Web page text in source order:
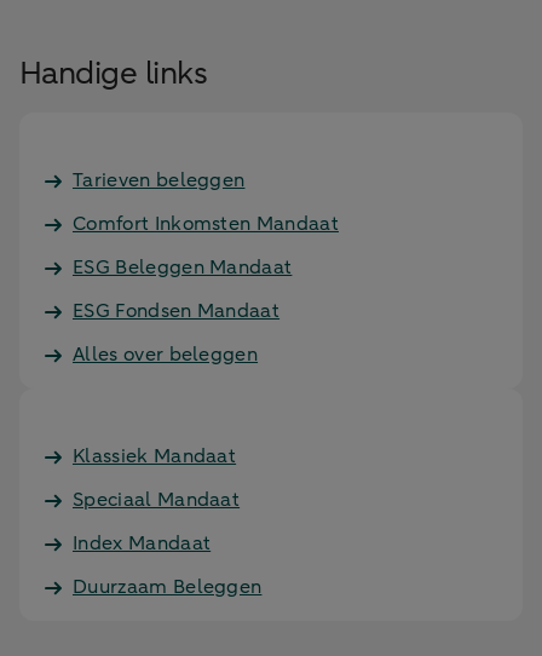
Handige links
Tarieven beleggen
Comfort Inkomsten Mandaat
ESG Beleggen Mandaat
ESG Fondsen Mandaat
Alles over beleggen
Klassiek Mandaat
Speciaal Mandaat
Index Mandaat
Duurzaam Beleggen